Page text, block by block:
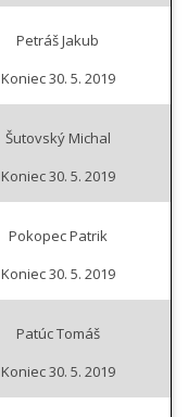
Petráš Jakub
Koniec 30. 5. 2019
Šutovský Michal
Koniec 30. 5. 2019
Pokopec Patrik
Koniec 30. 5. 2019
Patúc Tomáš
Koniec 30. 5. 2019